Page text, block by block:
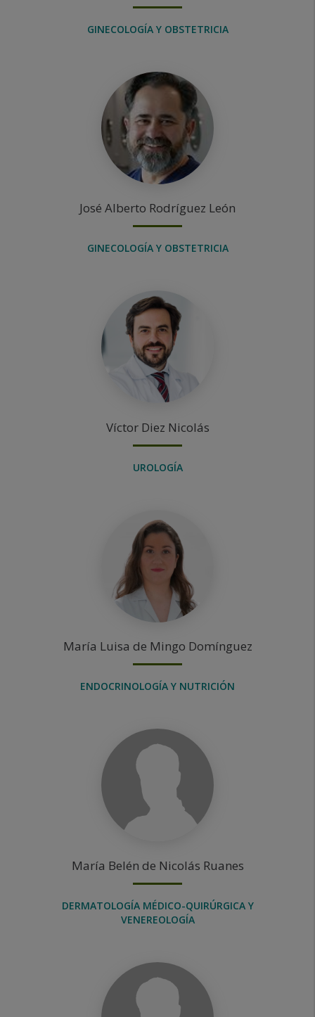
GINECOLOGÍA Y OBSTETRICIA
José Alberto Rodríguez León
GINECOLOGÍA Y OBSTETRICIA
Víctor Diez Nicolás
UROLOGÍA
María Luisa de Mingo Domínguez
ENDOCRINOLOGÍA Y NUTRICIÓN
María Belén de Nicolás Ruanes
DERMATOLOGÍA MÉDICO-QUIRÚRGICA Y
VENEREOLOGÍA